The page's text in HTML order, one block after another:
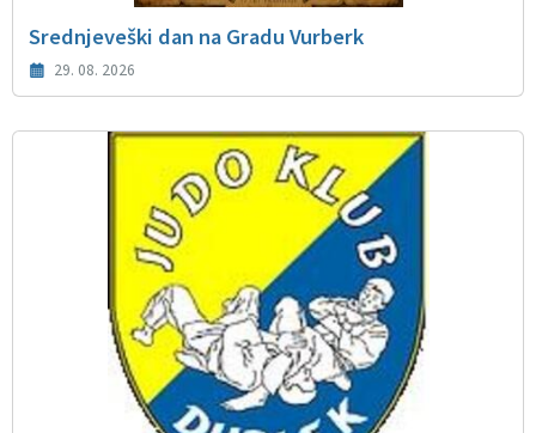
Srednjeveški dan na Gradu Vurberk
29. 08. 2026